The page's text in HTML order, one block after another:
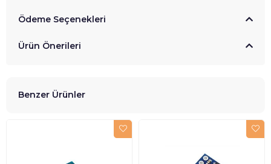
Ödeme Seçenekleri
Ürün Önerileri
Benzer Ürünler